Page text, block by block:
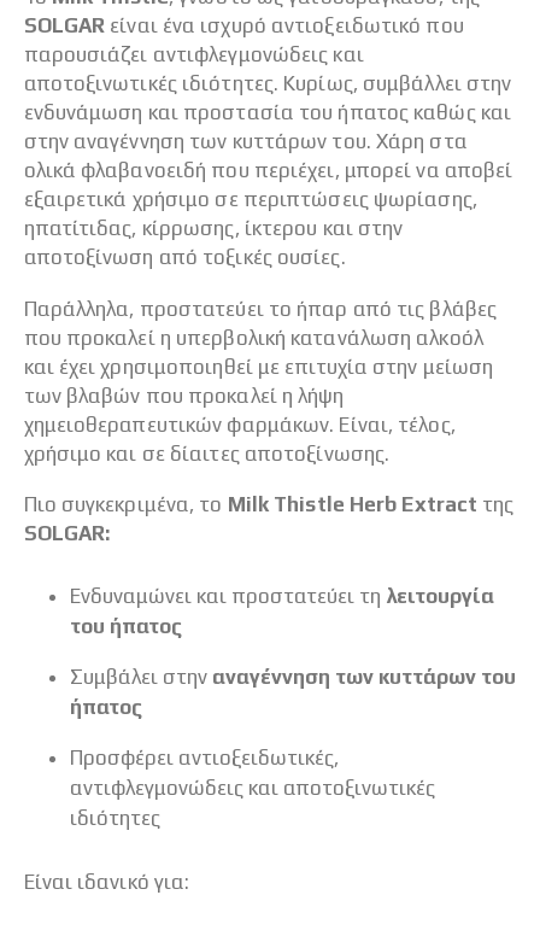
SOLGAR είναι ένα ισχυρό αντιοξειδωτικό που
παρουσιάζει αντιφλεγμονώδεις και
αποτοξινωτικές ιδιότητες. Κυρίως, συμβάλλει στην
ενδυνάμωση και προστασία του ήπατος καθώς και
στην αναγέννηση των κυττάρων του. Χάρη στα
ολικά φλαβανοειδή που περιέχει, μπορεί να αποβεί
εξαιρετικά χρήσιμο σε περιπτώσεις ψωρίασης,
ηπατίτιδας, κίρρωσης, ίκτερου και στην
αποτοξίνωση από τοξικές ουσίες.
Παράλληλα, προστατεύει το ήπαρ από τις βλάβες
που προκαλεί η υπερβολική κατανάλωση αλκοόλ
και έχει χρησιμοποιηθεί με επιτυχία στην μείωση
των βλαβών που προκαλεί η λήψη
χημειοθεραπευτικών φαρμάκων. Είναι, τέλος,
χρήσιμο και σε δίαιτες αποτοξίνωσης.
Πιο συγκεκριμένα, το Milk Thistle Herb Extract της
SOLGAR:
Ενδυναμώνει και προστατεύει τη λειτουργία
του ήπατος
Συμβάλει στην αναγέννηση των κυττάρων του
ήπατος
Προσφέρει αντιοξειδωτικές,
αντιφλεγμονώδεις και αποτοξινωτικές
ιδιότητες
Είναι ιδανικό για: